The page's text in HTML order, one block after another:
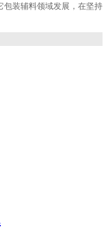
包装辅料领域发展，在坚持